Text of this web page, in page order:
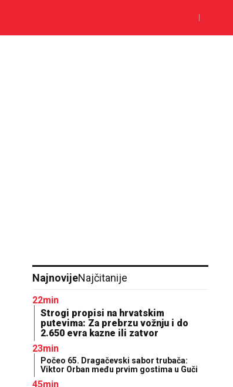
NajnovijeNajčitanije
22min
Strogi propisi na hrvatskim
putevima: Za prebrzu vožnju i do
2.650 evra kazne ili zatvor
23min
Počeo 65. Dragačevski sabor trubača:
Viktor Orban među prvim gostima u Guči
45min